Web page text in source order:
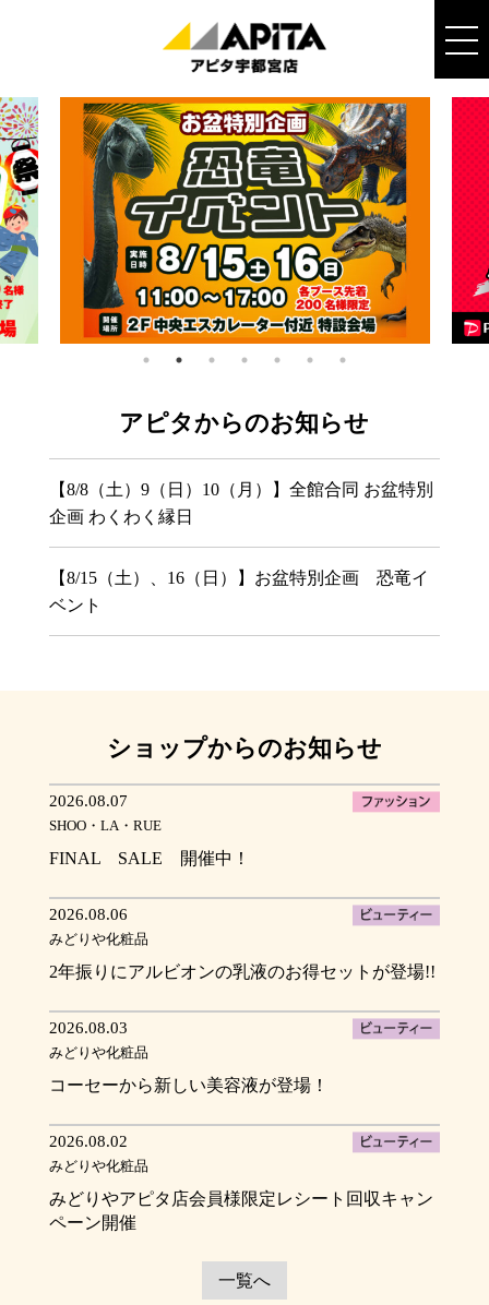
アピタからのお知らせ
【8/8（土）9（日）10（月）】全館合同 お盆特別
企画 わくわく縁日
【8/15（土）、16（日）】お盆特別企画 恐竜イ
ベント
ショップからのお知らせ
2026.08.07
SHOO・LA・RUE
FINAL SALE 開催中！
2026.08.06
みどりや化粧品
2年振りにアルビオンの乳液のお得セットが登場!!
2026.08.03
みどりや化粧品
コーセーから新しい美容液が登場！
2026.08.02
みどりや化粧品
みどりやアピタ店会員様限定レシート回収キャン
ペーン開催
一覧へ